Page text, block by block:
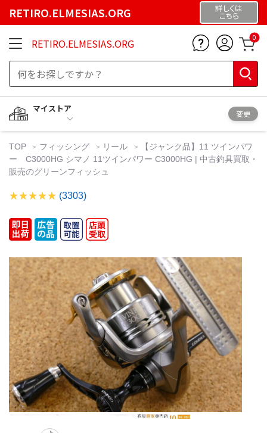
RETIRO.ELMESIAS.ORG 詳しくは
こちら
RETIRO.ELMESIAS.ORG 0
マイストア
変更
TOP フィッシング リール
【ジャンク品】11 ツインパワ
ー C3000HG シマノ 11ツインパワー C3000HG | 中古釣具買取・
販売のグリーンフィッシュ
(3303)